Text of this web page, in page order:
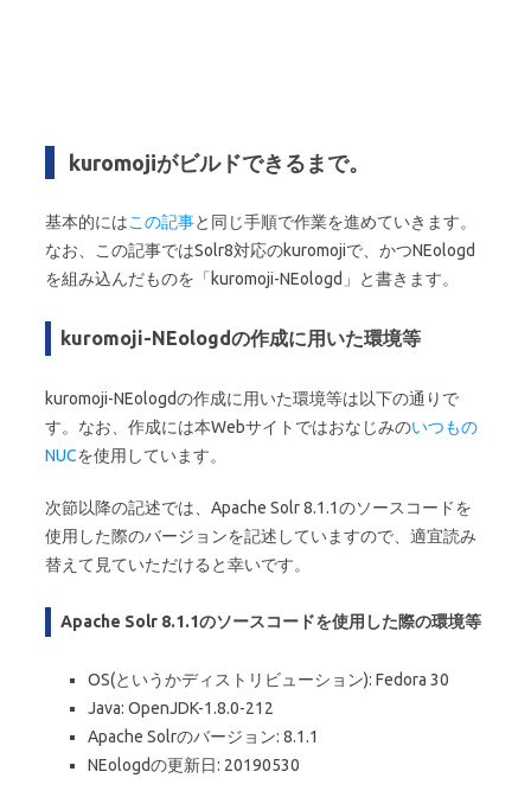
kuromojiがビルドできるまで。
基本的にはこの記事と同じ手順で作業を進めていきます。
なお、この記事ではSolr8対応のkuromojiで、かつNEologd
を組み込んだものを「kuromoji-NEologd」と書きます。
kuromoji-NEologdの作成に用いた環境等
kuromoji-NEologdの作成に用いた環境等は以下の通りで
す。なお、作成には本Webサイトではおなじみのいつもの
NUCを使用しています。
次節以降の記述では、Apache Solr 8.1.1のソースコードを
使用した際のバージョンを記述していますので、適宜読み
替えて見ていただけると幸いです。
Apache Solr 8.1.1のソースコードを使用した際の環境等
OS(というかディストリビューション): Fedora 30
Java: OpenJDK-1.8.0-212
Apache Solrのバージョン: 8.1.1
NEologdの更新日: 20190530